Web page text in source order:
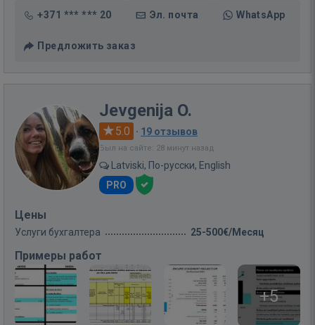
+371 *** *** 20 Эл. почта WhatsApp
Предложить заказ
Jevgenija O.
5.0 · 19 отзывов
Был на сайте: 28 минут назад
Latviski, По-русски, English
PRO
Цены
Услуги бухгалтера 25-500€/Месяц
Примеры работ
+5